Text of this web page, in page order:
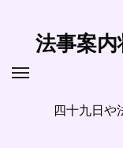
法事案
四十九日や